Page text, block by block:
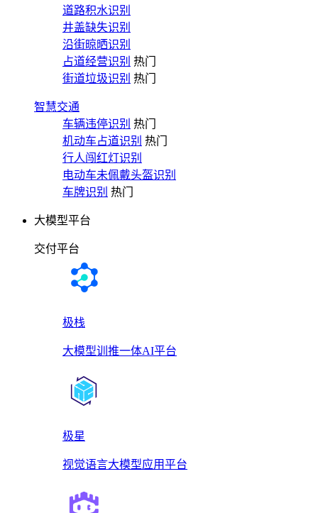
道路积水识别
井盖缺失识别
沿街晾晒识别
占道经营识别 热门
街道垃圾识别 热门
智慧交通
车辆违停识别 热门
机动车占道识别 热门
行人闯红灯识别
电动车未佩戴头盔识别
车牌识别 热门
大模型平台
交付平台
极栈
大模型训推一体AI平台
极星
视觉语言大模型应用平台